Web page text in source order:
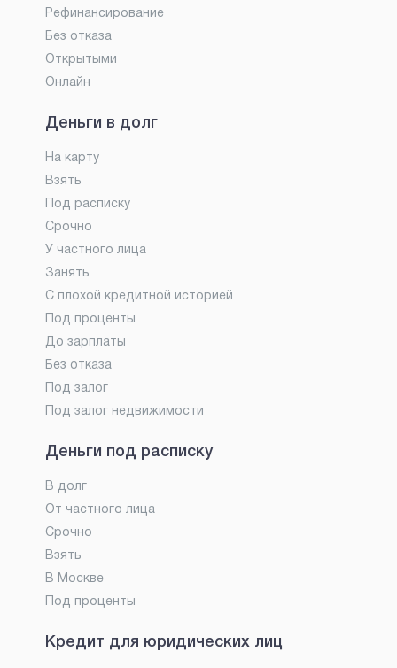
Рефинансирование
Без отказа
Открытыми
Онлайн
Деньги в долг
На карту
Взять
Под расписку
Срочно
У частного лица
Занять
С плохой кредитной историей
Под проценты
До зарплаты
Без отказа
Под залог
Под залог недвижимости
Деньги под расписку
В долг
От частного лица
Срочно
Взять
В Москве
Под проценты
Кредит для юридических лиц